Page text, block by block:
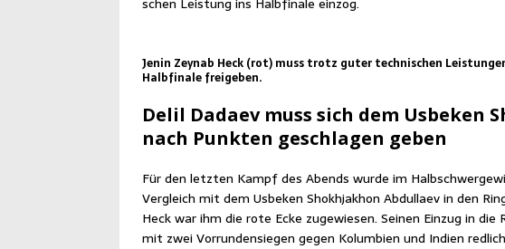
Jenin Zey­n­ab Heck (rot) muss trotz guter tech­ni­schen
Halb­fi­na­le freigeben.
Delil Dadaev muss sich dem Usbe­ken
nach Punk­ten geschla­gen geben
Für den letz­ten Kampf des Abends wur­de im
Ver­gleich mit dem Usbe­ken Shok­hjakhon Abdul­laev in den
Heck war ihm die rote Ecke zuge­wie­sen. Sei­nen Ein­zug in
mit zwei Vor­run­den­sie­gen gegen Kolum­bi­en und Indi­en